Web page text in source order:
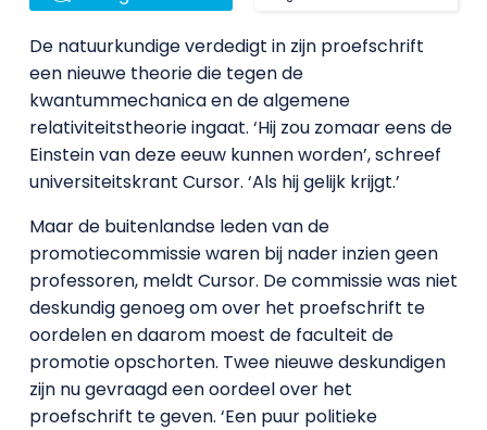
De natuurkundige verdedigt in zijn proefschrift
een nieuwe theorie die tegen de
kwantummechanica en de algemene
relativiteitstheorie ingaat. ‘Hij zou zomaar eens de
Einstein van deze eeuw kunnen worden’, schreef
universiteitskrant Cursor. ‘Als hij gelijk krijgt.’
Maar de buitenlandse leden van de
promotiecommissie waren bij nader inzien geen
professoren, meldt Cursor. De commissie was niet
deskundig genoeg om over het proefschrift te
oordelen en daarom moest de faculteit de
promotie opschorten. Twee nieuwe deskundigen
zijn nu gevraagd een oordeel over het
proefschrift te geven. ‘Een puur politieke